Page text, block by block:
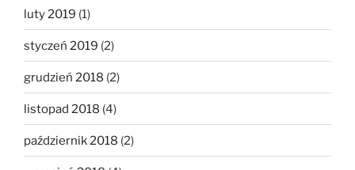
luty 2019 (1)
styczeń 2019 (2)
grudzień 2018 (2)
listopad 2018 (4)
październik 2018 (2)